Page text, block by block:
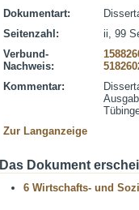
Dokumentart:
Seitenzahl:
ii, 99
Verbund-
Nachweis:
Kommentar:
Zur Langanzeige
Das Dokument
6 Wirtschafts- und